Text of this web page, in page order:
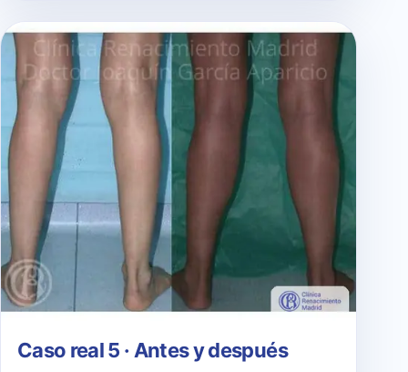
Caso real 5 · Antes y después